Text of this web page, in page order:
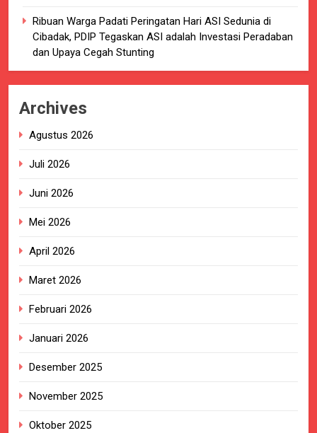
Ribuan Warga Padati Peringatan Hari ASI Sedunia di
Cibadak, PDIP Tegaskan ASI adalah Investasi Peradaban
dan Upaya Cegah Stunting
Archives
Agustus 2026
Juli 2026
Juni 2026
Mei 2026
April 2026
Maret 2026
Februari 2026
Januari 2026
Desember 2025
November 2025
Oktober 2025